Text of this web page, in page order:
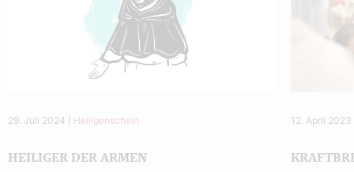
29. Juli 2024 Heiligenschein
HEILIGER DER ARMEN
12. April 2023